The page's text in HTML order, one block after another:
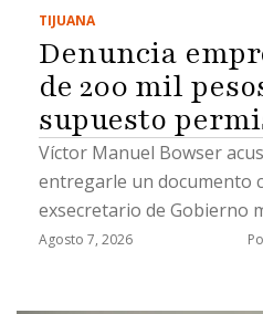
TIJUANA
Denuncia
de 200 mil
supuesto
Víctor Manuel Bowser
entregarle un documento
exsecretario de Gobierno
además señala a dos ex
Agosto 7, 2026